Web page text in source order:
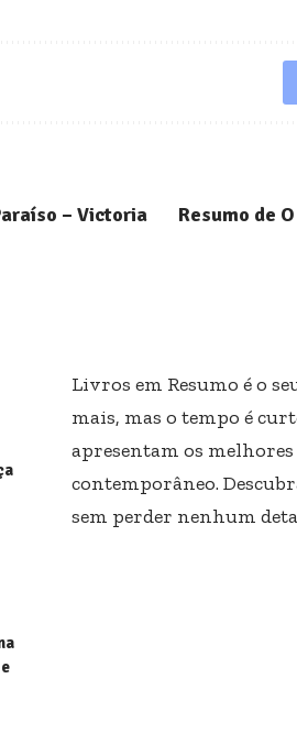
– Victoria
Resumo de
Livros em Resumo é o
mais, mas o tempo é
apresentam os
contemporâneo.
sem perder nenhum